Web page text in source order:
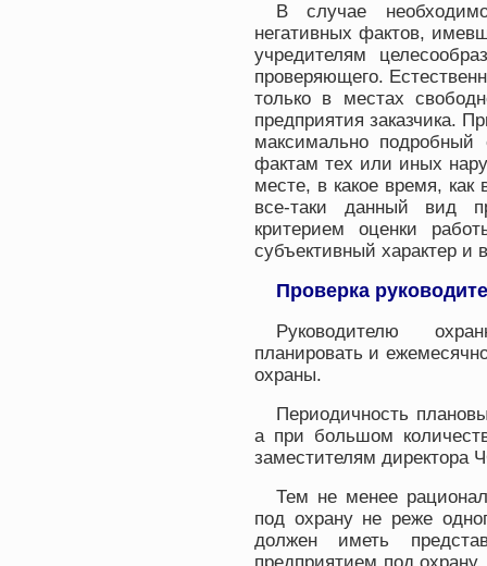
В случае
негативных фактов,
учредителям
проверяющего.
только в местах
предприятия заказчика.
максимально
фактам тех или иных
месте, в какое время,
все-таки данный вид
критерием оценки
субъективный характер
Проверка
Руководителю
планировать и
охраны.
Периодичность
а при большом
заместителям директора
Тем не менее
под охрану не реже
должен иметь